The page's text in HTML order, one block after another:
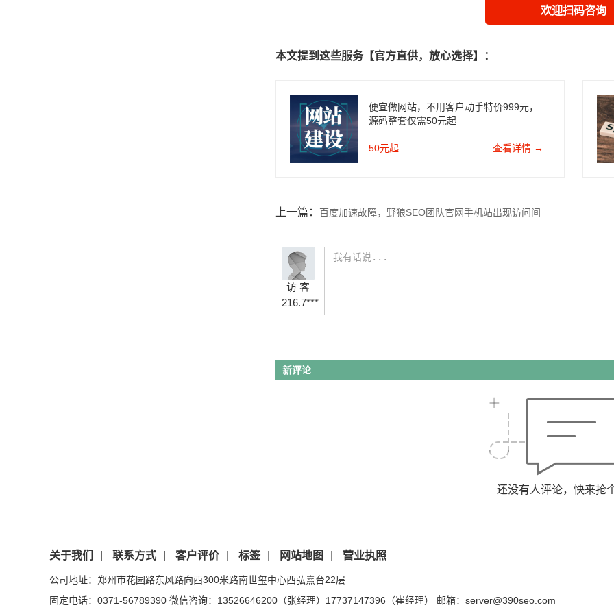
欢迎扫码咨询
本文提到这些服务【官方直供，放心选择】：
便宜做网站，不用客户动手特价999元，
源码整套仅需50元起
50元起 查看详情 →
上一篇： 百度加速故障，野狼SEO团队官网手机站出现访问间
访 客
216.7***
新评论
还没有人评论，快来抢
关于我们 联系方式 客户评价 标签 网站地图 营业执照
公司地址：郑州市花园路东风路向西300米路南世玺中心西弘熹台22层
固定电话：0371-56789390 微信咨询：13526646200（张经理）17737147396（崔经理） 邮箱：server@390seo.com